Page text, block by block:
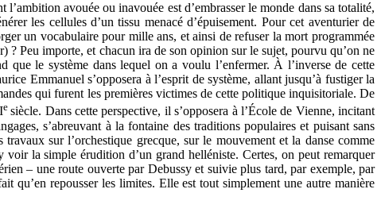
avouée ou inavouée est d’embrasser le monde dans sa totalité,
les cellules d’un tissu menacé d’épuisement. Pour cet aventurier de
un vocabulaire pour mille ans, et ainsi de refuser la mort programmée
Peu importe, et chacun ira de son opinion sur le sujet, pourvu qu’on ne
le système dans lequel on a voulu l’enfermer. À l’inverse de cette
Emmanuel s’opposera à l’esprit de système, allant jusqu’à fustiger la
qui furent les premières victimes de cette politique inquisitoriale. De
esiècle. Dans cette perspective, il s’opposera à l’École de Vienne, incitant
s’abreuvant à la fontaine des traditions populaires et puisant sans
sur l’orchestique grecque, sur le mouvement et la danse comme
la simple érudition d’un grand helléniste. Certes, on peut remarquer
– une route ouverte par Debussy et suivie plus tard, par exemple, par
qu’en repousser les limites. Elle est tout simplement une autre manière